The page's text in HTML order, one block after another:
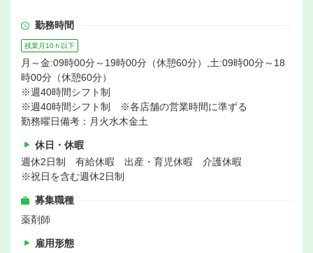
勤務時間
残業月10ｈ以下
月～金:09時00分～19時00分（休憩60分）,土:09時00分～18
時00分（休憩60分）
※週40時間シフト制
※週40時間シフト制 ※各店舗の営業時間に準ずる
勤務曜日備考：月火水木金土
休日・休暇
週休2日制 有給休暇 出産・育児休暇 介護休暇
※祝日を含む週休2日制
募集職種
薬剤師
雇用形態